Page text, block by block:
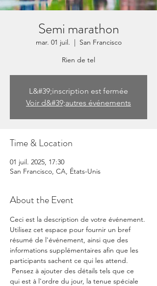
Semi marathon
mar. 01 juil.
  |
San Francisco
Rien de tel
L&#39;inscription est fermée
Voir d&#39;autres événements
Time & Location
01 juil. 2025, 17:30
San Francisco, CA, États-Unis
About the Event
Ceci est la description de votre événement.
Utilisez cet espace pour fournir un bref
résumé de l'événement, ainsi que des
informations supplémentaires afin que les
participants sachent ce qui les attend.
qui est à l'ordre du jour, la tenue spéciale